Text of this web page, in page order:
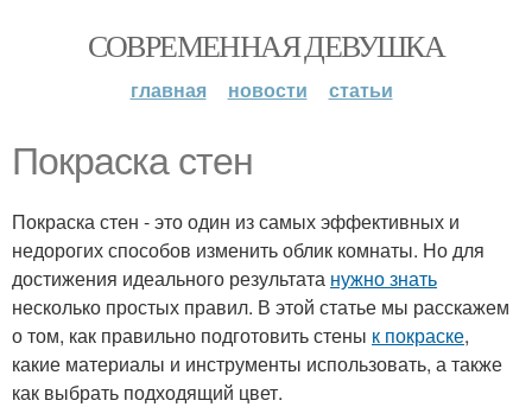
СОВРЕМЕННАЯ ДЕВУШКА
главная новости статьи
Покраска стен
Покраска стен - это один из самых эффективных и
недорогих способов изменить облик комнаты. Но для
достижения идеального результата нужно знать
несколько простых правил. В этой статье мы расскажем
о том, как правильно подготовить стены к покраске,
какие материалы и инструменты использовать, а также
как выбрать подходящий цвет.